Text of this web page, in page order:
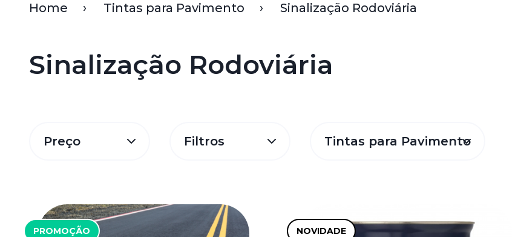
Home Tintas para Pavimento Sinalização Rodoviária
Sinalização Rodoviária
Preço Filtros Tintas para Pavimento
PROMOÇÃO NOVIDADE